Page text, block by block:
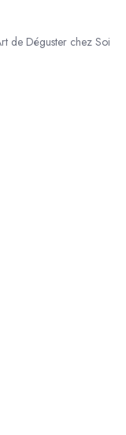
de Déguster chez Soi